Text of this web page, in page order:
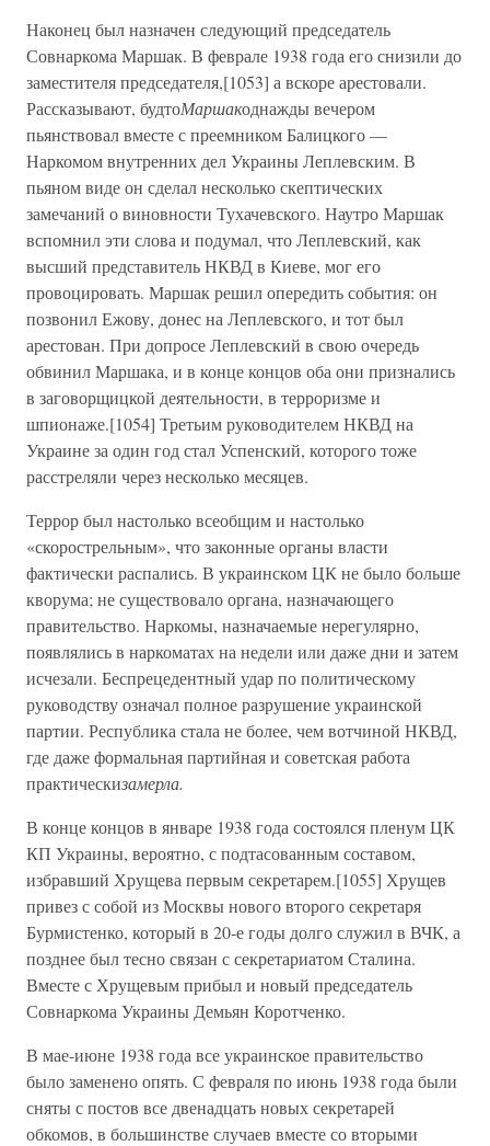
Наконец был назначен следующий председатель
Совнаркома Маршак. В феврале 1938 года его снизили до
заместителя председателя,[1053] а вскоре арестовали.
Рассказывают, будтоМаршакоднажды вечером
пьянствовал вместе с преемником Балицкого —
Наркомом внутренних дел Украины Леплевским. В
пьяном виде он сделал несколько скептических
замечаний о виновности Тухачевского. Наутро Маршак
вспомнил эти слова и подумал, что Леплевский, как
высший представитель НКВД в Киеве, мог его
провоцировать. Маршак решил опередить события: он
позвонил Ежову, донес на Леплевского, и тот был
арестован. При допросе Леплевский в свою очередь
обвинил Маршака, и в конце концов оба они признались
в заговорщицкой деятельности, в терроризме и
шпионаже.[1054] Третьим руководителем НКВД на
Украине за один год стал Успенский, которого тоже
расстреляли через несколько месяцев.
Террор был настолько всеобщим и настолько
«скорострельным», что законные органы власти
фактически распались. В украинском ЦК не было больше
кворума; не существовало органа, назначающего
правительство. Наркомы, назначаемые нерегулярно,
появлялись в наркоматах на недели или даже дни и затем
исчезали. Беспрецедентный удар по политическому
руководству означал полное разрушение украинской
партии. Республика стала не более, чем вотчиной НКВД,
где даже формальная партийная и советская работа
практическизамерла.
В конце концов в январе 1938 года состоялся пленум ЦК
КП Украины, вероятно, с подтасованным составом,
избравший Хрущева первым секретарем.[1055] Хрущев
привез с собой из Москвы нового второго секретаря
Бурмистенко, который в 20-е годы долго служил в ВЧК, а
позднее был тесно связан с секретариатом Сталина.
Вместе с Хрущевым прибыл и новый председатель
Совнаркома Украины Демьян Коротченко.
В мае-июне 1938 года все украинское правительство
было заменено опять. С февраля по июнь 1938 года были
сняты с постов все двенадцать новых секретарей
обкомов, в большинстве случаев вместе со вторыми